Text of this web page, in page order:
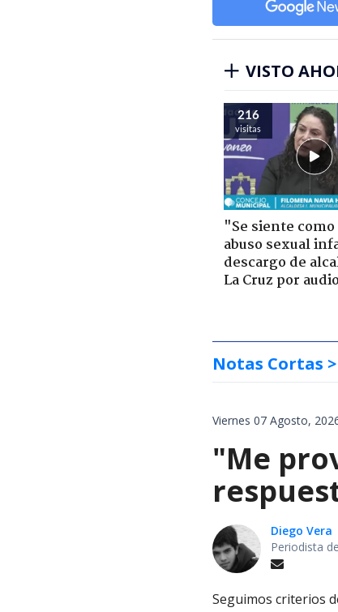
VISTO
216
visitas
"Se siente
abuso sexual
descargo de
La Cruz por
Notas Cortas
Viernes 07 Agosto,
"Me
Diego Vera
Periodista
Seguimos criterios